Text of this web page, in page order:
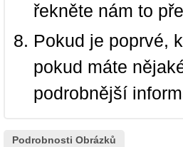
řekněte nám to
Pokud je poprvé,
pokud máte
podrobnější
Podrobnosti Obrázků